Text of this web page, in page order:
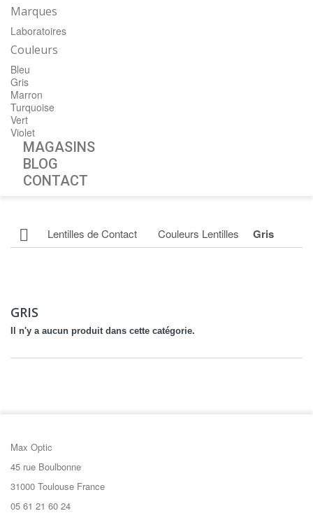
Marques
Laboratoires
Couleurs
Bleu
Gris
Marron
Turquoise
Vert
Violet
MAGASINS
BLOG
CONTACT
Lentilles de Contact Couleurs Lentilles Gris
GRIS
Il n'y a aucun produit dans cette catégorie.
Max Optic
45 rue Boulbonne
31000 Toulouse France
05 61 21 60 24